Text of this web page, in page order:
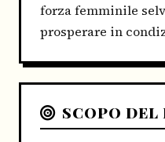
forza femminile
prosperare in
SCOPO DEL